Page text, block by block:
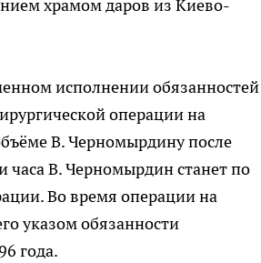
храмом даров из Киево-
исполнении обязанностей
операции на
В. Черномырдину после
часа В. Черномырдин станет по
Во время операции на
указом обязанности
года.